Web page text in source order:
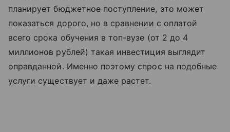
планирует бюджетное поступление, это может
показаться дорого, но в сравнении с оплатой
всего срока обучения в топ-вузе (от 2 до 4
миллионов рублей) такая инвестиция выглядит
оправданной. Именно поэтому спрос на подобные
услуги существует и даже растет.